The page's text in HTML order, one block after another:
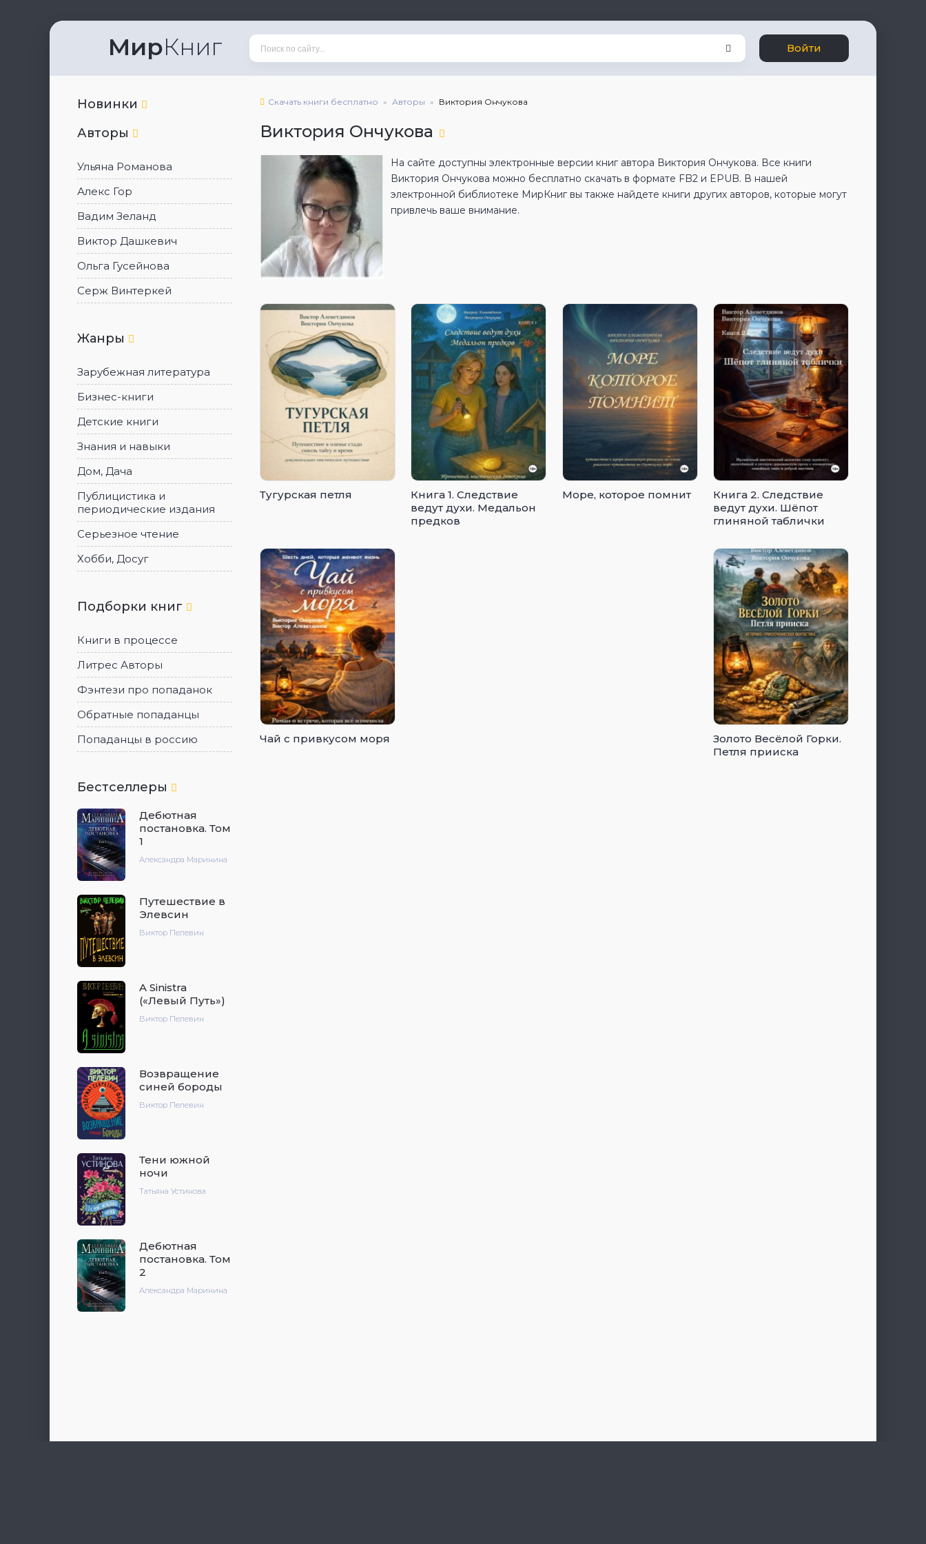
МирКниг Войти
Новинки
Авторы
Ульяна Романова
Алекс Гор
Вадим Зеланд
Виктор Дашкевич
Ольга Гусейнова
Серж Винтеркей
Жанры
Зарубежная литература
Бизнес-книги
Детские книги
Знания и навыки
Дом, Дача
Публицистика и
периодические издания
Серьезное чтение
Хобби, Досуг
Подборки книг
Книги в процессе
Литрес Авторы
Фэнтези про попаданок
Обратные попаданцы
Попаданцы в россию
Бестселлеры
Дебютная
постановка. Том
1
Александра Маринина
Путешествие в
Элевсин
Виктор Пелевин
A Sinistra
(«Левый Путь»)
Виктор Пелевин
Возвращение
синей бороды
Виктор Пелевин
Тени южной
ночи
Татьяна Устинова
Дебютная
постановка. Том
2
Александра Маринина
Скачать книги бесплатно Авторы Виктория Ончукова
Виктория Ончукова
На сайте доступны электронные версии книг автора Виктория Ончукова. Все книги
Виктория Ончукова можно бесплатно скачать в формате FB2 и EPUB. В нашей
электронной библиотеке МирКниг вы также найдете книги других авторов, которые могут
привлечь ваше внимание.
Тугурская петля
Книга 1. Следствие
ведут духи. Медальон
предков
Море, которое помнит
Книга 2. Следствие
ведут духи. Шёпот
глиняной таблички
Чай с привкусом моря
Золото Весёлой Горки.
Петля прииска